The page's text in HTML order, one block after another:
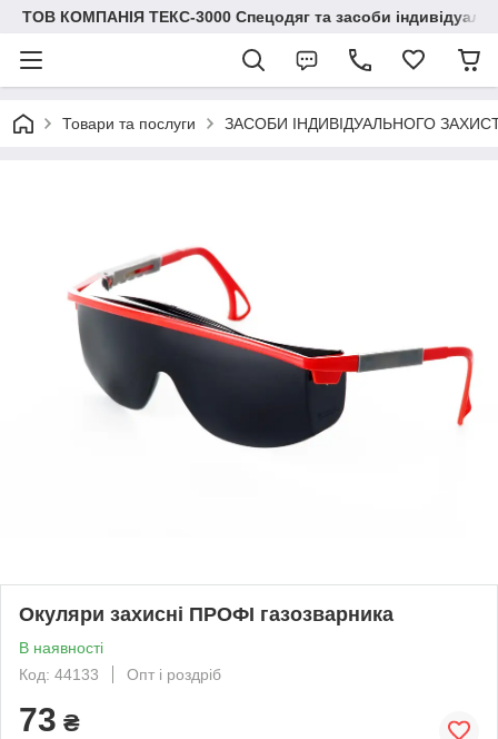
ТОВ КОМПАНІЯ ТЕКС-3000 Спецодяг та засоби
Товари та послуги ЗАСОБИ ІНДИВІДУАЛЬНОГО
Окуляри захисні ПРОФІ газозварника
В наявності
Код: 44133
Опт і роздріб
73 ₴